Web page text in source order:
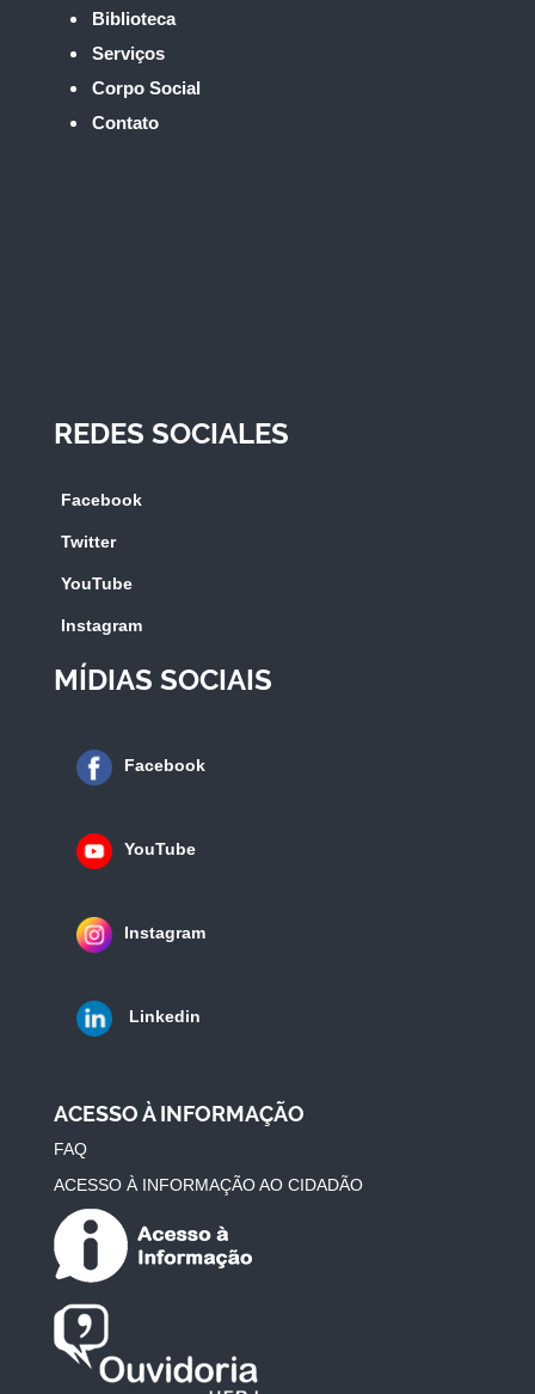
Biblioteca
Serviços
Corpo Social
Contato
REDES SOCIALES
Facebook
Twitter
YouTube
Instagram
MÍDIAS SOCIAIS
Facebook
YouTube
Instagram
Linkedin
ACESSO À INFORMAÇÃO
FAQ
ACESSO À INFORMAÇÃO AO CIDADÃO